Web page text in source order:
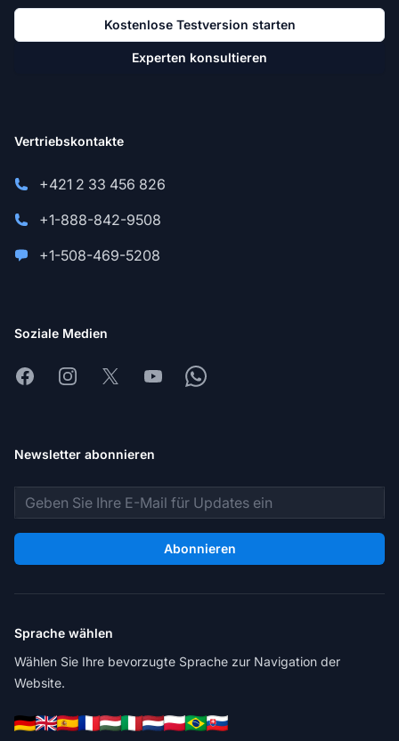
Kostenlose Testversion starten
Experten konsultieren
Vertriebskontakte
+421 2 33 456 826
+1-888-842-9508
+1-508-469-5208
Soziale Medien
FacebookInstagram
X YoutubeWhatsapp
Newsletter abonnieren
E-Mail-Adresse
Abonnieren
Sprache wählen
Wählen Sie Ihre bevorzugte Sprache zur Navigation der
Website.